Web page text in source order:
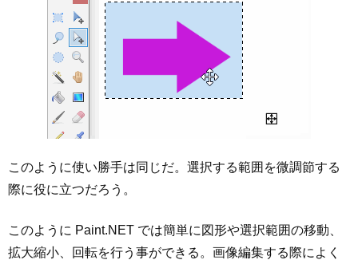
このように使い勝手は同じだ。選択する範囲を微調節する
際に役に立つだろう。
このように Paint.NET では簡単に図形や選択範囲の移動、
拡大縮小、回転を行う事ができる。画像編集する際によく